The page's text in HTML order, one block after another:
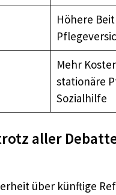
Höhere
Mehr
stationäre
Sozialhilfe
aller
über künftige